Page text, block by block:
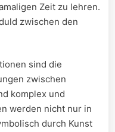
Zeit zu ​lehren.
zwischen den
sind‍ die
zwischen
komplex und
werden nicht nur in
durch Kunst